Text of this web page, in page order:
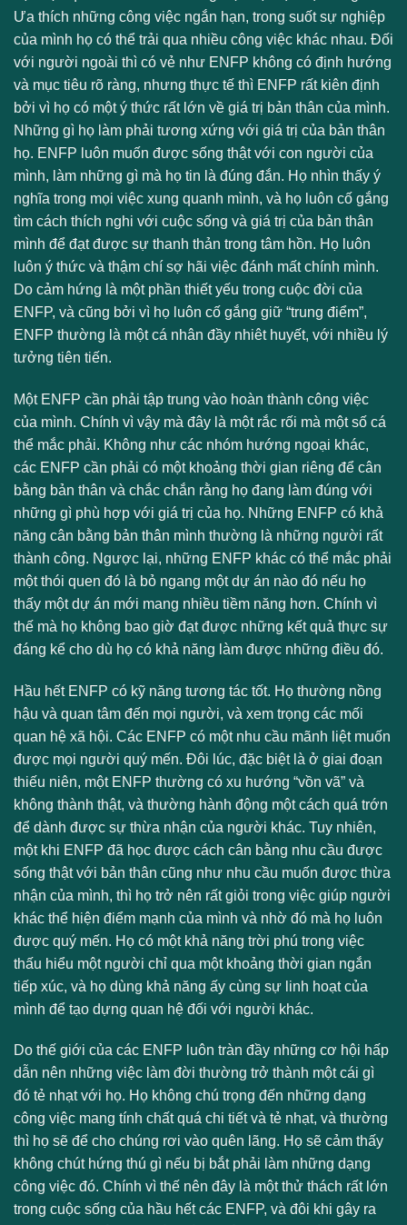
Ưa thích những công việc ngắn hạn, trong suốt sự nghiệp
của mình họ có thể trải qua nhiều công việc khác nhau. Đối
với người ngoài thì có vẻ như ENFP không có định hướng
và mục tiêu rõ ràng, nhưng thực tế thì ENFP rất kiên định
bởi vì họ có một ý thức rất lớn về giá trị bản thân của mình.
Những gì họ làm phải tương xứng với giá trị của bản thân
họ. ENFP luôn muốn được sống thật với con người của
mình, làm những gì mà họ tin là đúng đắn. Họ nhìn thấy ý
nghĩa trong mọi việc xung quanh mình, và họ luôn cố gắng
tìm cách thích nghi với cuộc sống và giá trị của bản thân
mình để đạt được sự thanh thản trong tâm hồn. Họ luôn
luôn ý thức và thậm chí sợ hãi việc đánh mất chính mình.
Do cảm hứng là một phần thiết yếu trong cuộc đời của
ENFP, và cũng bởi vì họ luôn cố gắng giữ “trung điểm”,
ENFP thường là một cá nhân đầy nhiêt huyết, với nhiều lý
tưởng tiên tiến.
Một ENFP cần phải tập trung vào hoàn thành công việc
của mình. Chính vì vậy mà đây là một rắc rối mà một số cá
thể mắc phải. Không như các nhóm hướng ngoại khác,
các ENFP cần phải có một khoảng thời gian riêng để cân
bằng bản thân và chắc chắn rằng họ đang làm đúng với
những gì phù hợp với giá trị của họ. Những ENFP có khả
năng cân bằng bản thân mình thường là những người rất
thành công. Ngược lại, những ENFP khác có thể mắc phải
một thói quen đó là bỏ ngang một dự án nào đó nếu họ
thấy một dự án mới mang nhiều tiềm năng hơn. Chính vì
thế mà họ không bao giờ đạt được những kết quả thực sự
đáng kể cho dù họ có khả năng làm được những điều đó.
Hầu hết ENFP có kỹ năng tương tác tốt. Họ thường nồng
hậu và quan tâm đến mọi người, và xem trọng các mối
quan hệ xã hội. Các ENFP có một nhu cầu mãnh liệt muốn
được mọi người quý mến. Đôi lúc, đặc biệt là ở giai đoạn
thiếu niên, một ENFP thường có xu hướng “vồn vã” và
không thành thật, và thường hành động một cách quá trớn
để dành được sự thừa nhận của người khác. Tuy nhiên,
một khi ENFP đã học được cách cân bằng nhu cầu được
sống thật với bản thân cũng như nhu cầu muốn được thừa
nhận của mình, thì họ trở nên rất giỏi trong việc giúp người
khác thể hiện điểm mạnh của mình và nhờ đó mà họ luôn
được quý mến. Họ có một khả năng trời phú trong việc
thấu hiểu một người chỉ qua một khoảng thời gian ngắn
tiếp xúc, và họ dùng khả năng ấy cùng sự linh hoạt của
mình để tạo dựng quan hệ đối với người khác.
Do thế giới của các ENFP luôn tràn đầy những cơ hội hấp
dẫn nên những việc làm đời thường trở thành một cái gì
đó tẻ nhạt với họ. Họ không chú trọng đến những dạng
công việc mang tính chất quá chi tiết và tẻ nhạt, và thường
thì họ sẽ để cho chúng rơi vào quên lãng. Họ sẽ cảm thấy
không chút hứng thú gì nếu bị bắt phải làm những dạng
công việc đó. Chính vì thế nên đây là một thử thách rất lớn
trong cuộc sống của hầu hết các ENFP, và đôi khi gây ra